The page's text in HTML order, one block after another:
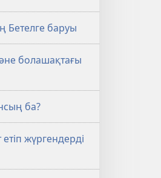
баруы
болашақтағы
ба?
жүргендерді